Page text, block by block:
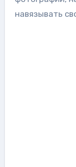
навязывать